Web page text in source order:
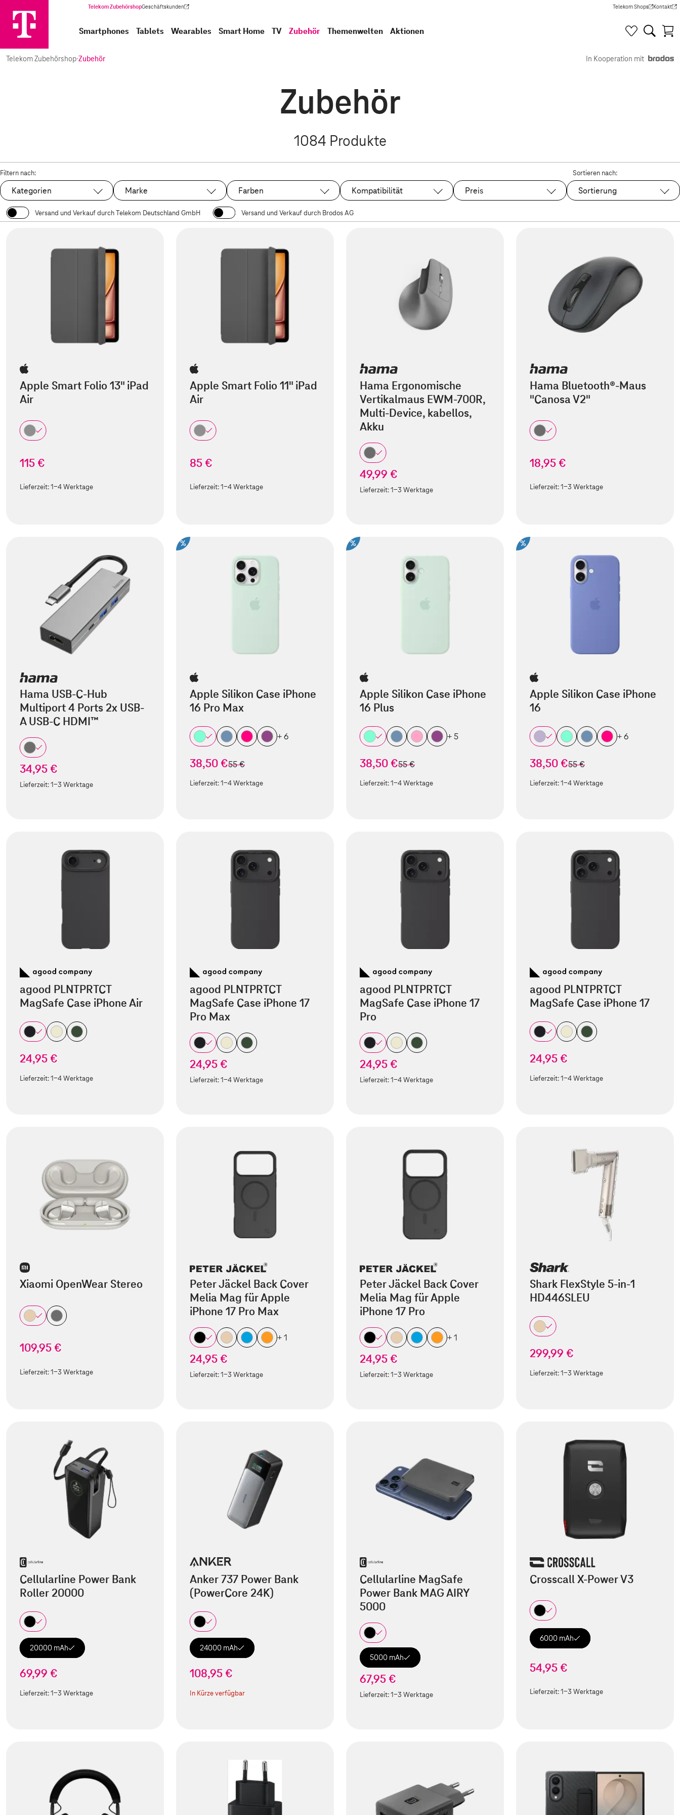
Telekom ZubehörshopGeschäftskunden
(Wird in einem neuen Tab geöffnet) Telekom Shops
(Wird in einem neuen Tab
Kontakt
(Wird in
Smartphones Tablets Wearables Smart Home TV Zubehör Themenwelten Aktionen
Telekom Zubehörshop·Zubehör In Kooperation mit
Zubehör
1084 Produkte
Filtern nach:
Kategorien Marke Farben Kompatibilität Preis
Sortieren nach:
Sortierung
Versand und Verkauf durch Telekom Deutschland GmbH Versand und Verkauf durch Brodos AG
Apple Smart Folio 13" iPad
Air
115 €
Lieferzeit:1-4 Werktage
Apple Smart Folio 11" iPad
Air
85 €
Lieferzeit:1-4 Werktage
Hama Ergonomische
Vertikalmaus EWM-700R,
Multi-Device, kabellos,
Akku
49,99 €
Lieferzeit:1-3 Werktage
Hama Bluetooth®-Maus
"Canosa V2"
18,95 €
Lieferzeit:1-3 Werktage
Hama USB-C-Hub
Multiport 4 Ports 2x USB-
A USB-C HDMI™
34,95 €
Lieferzeit:1-3 Werktage
%
Apple Silikon Case iPhone
16 Pro Max
+ 6
38,50 €statt
55 €
Lieferzeit:1-4 Werktage
%
Apple Silikon Case iPhone
16 Plus
+ 5
38,50 €statt
55 €
Lieferzeit:1-4 Werktage
%
Apple Silikon Case iPhone
16
+ 6
38,50 €statt
55 €
Lieferzeit:1-4 Werktage
agood PLNTPRTCT
MagSafe Case iPhone Air
24,95 €
Lieferzeit:1-4 Werktage
agood PLNTPRTCT
MagSafe Case iPhone 17
Pro Max
24,95 €
Lieferzeit:1-4 Werktage
agood PLNTPRTCT
MagSafe Case iPhone 17
Pro
24,95 €
Lieferzeit:1-4 Werktage
agood PLNTPRTCT
MagSafe Case iPhone 17
24,95 €
Lieferzeit:1-4 Werktage
Xiaomi OpenWear Stereo
109,95 €
Lieferzeit:1-3 Werktage
Peter Jäckel Back Cover
Melia Mag für Apple
iPhone 17 Pro Max
+ 1
24,95 €
Lieferzeit:1-3 Werktage
Peter Jäckel Back Cover
Melia Mag für Apple
iPhone 17 Pro
+ 1
24,95 €
Lieferzeit:1-3 Werktage
Shark FlexStyle 5-in-1
HD446SLEU
299,99 €
Lieferzeit:1-3 Werktage
Cellularline Power Bank
Roller 20000
20000 mAh
69,99 €
Lieferzeit:1-3 Werktage
Anker 737 Power Bank
(PowerCore 24K)
24000 mAh
108,95 €
In Kürze verfügbar
Cellularline MagSafe
Power Bank MAG AIRY
5000
5000 mAh
67,95 €
Lieferzeit:1-3 Werktage
Crosscall X-Power V3
6000 mAh
54,95 €
Lieferzeit:1-3 Werktage